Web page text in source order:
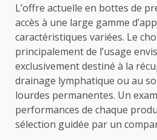
L’offre actuelle en bottes de
accès à une large gamme
caractéristiques variées. Le
principalement de l’usage
exclusivement destiné à la
drainage lymphatique ou au
lourdes permanentes. Un
performances de chaque
sélection guidée par un